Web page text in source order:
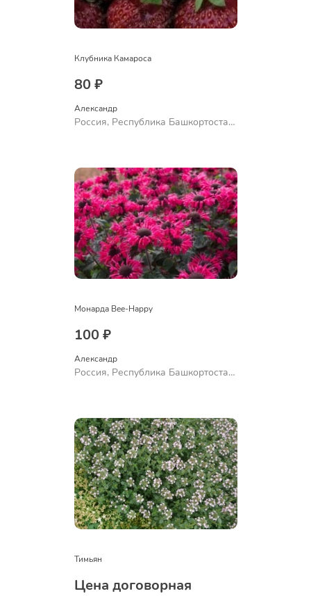
Клубника Камароса
80 ₽
Александр
Россия, Республика Башкортостан,
Монарда Bee-Happy
100 ₽
Александр
Россия, Республика Башкортостан,
Тимьян
Цена договорная